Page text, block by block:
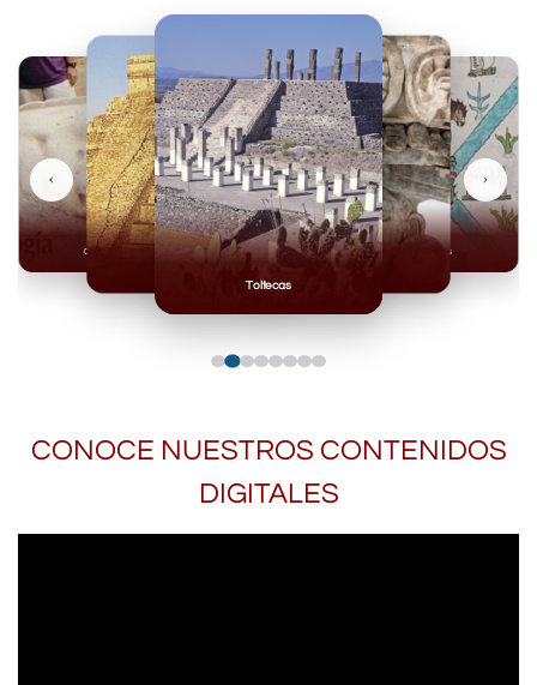
Toltecas
Mexicas
Olmecas
‹ ›
CONOCE NUESTROS CONTENIDOS
DIGITALES